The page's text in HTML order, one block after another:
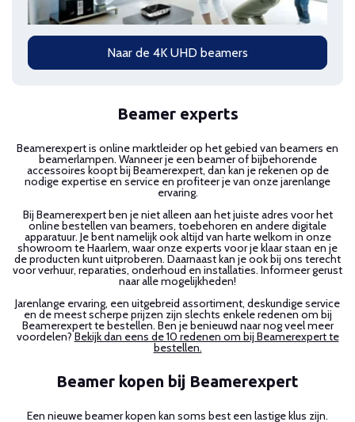
Naar de 4K UHD beamers
Beamer experts
Beamerexpert is online marktleider op het gebied van beamers en
beamerlampen. Wanneer je een beamer of bijbehorende
accessoires koopt bij Beamerexpert, dan kan je rekenen op de
nodige expertise en service en profiteer je van onze jarenlange
ervaring.
Bij Beamerexpert ben je niet alleen aan het juiste adres voor het
online bestellen van beamers, toebehoren en andere digitale
apparatuur. Je bent namelijk ook altijd van harte welkom in onze
showroom te Haarlem, waar onze experts voor je klaar staan en je
de producten kunt uitproberen. Daarnaast kan je ook bij ons terecht
voor verhuur, reparaties, onderhoud en installaties. Informeer gerust
naar alle mogelijkheden!
Jarenlange ervaring, een uitgebreid assortiment, deskundige service
en de meest scherpe prijzen zijn slechts enkele redenen om bij
Beamerexpert te bestellen. Ben je benieuwd naar nog veel meer
voordelen?Bekijk dan eens de 10 redenen om bij Beamerexpert te
bestellen.
Beamer kopen bij Beamerexpert
Een nieuwe beamer kopen kan soms best een lastige klus zijn.